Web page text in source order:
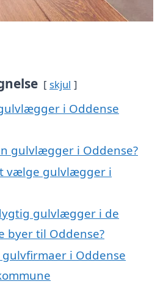
skjul
i Oddense
gulvlægger i Oddense?
vælge gulvlægger i
gulvlægger i de
byer til Oddense?
i Oddense